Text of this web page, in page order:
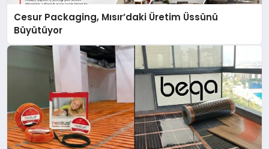
Cesur Packaging, Mısır’daki Üretim Üssünü
Büyütüyor